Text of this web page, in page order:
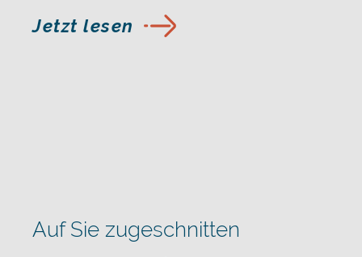
Jetzt lesen
Auf Sie zugeschnitten